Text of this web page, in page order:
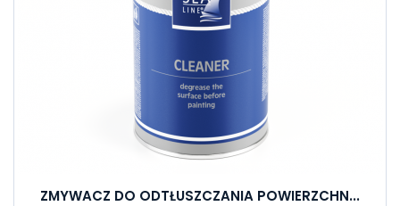
ZMYWACZ DO ODTŁUSZCZANIA POWIERZCHN...